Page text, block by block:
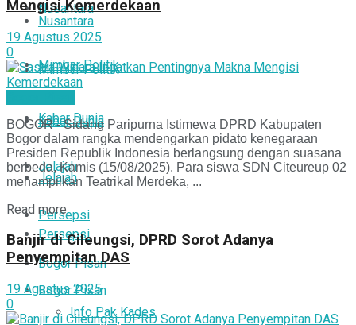
Nusantara
Mimbar Politik
Kabar Dunia
Jelajah
Persepsi
Bogor Pisan
Nusantara
Mimbar Politik
Kabar Dunia
Jelajah
Persepsi
Bogor Pisan
Info Pak Kades
Mengisi Kemerdekaan
19 Agustus 2025
0
BOGOR - Sidang Paripurna Istimewa DPRD Kabupaten
Bogor dalam rangka mendengarkan pidato kenegaraan
Presiden Republik Indonesia berlangsung dengan suasana
berbeda, Kamis (15/08/2025). Para siswa SDN Citeureup 02
menampilkan Teatrikal Merdeka, ...
Read more
Banjir di Cileungsi, DPRD Sorot Adanya
Penyempitan DAS
19 Agustus 2025
0